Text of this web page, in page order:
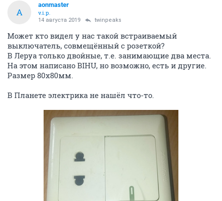
A
aonmaster
v.i.p.
14 августа 2019 twinpeaks
Может кто видел у нас такой встраиваемый
выключатель, совмещённый с розеткой?
В Леруа только двойные, т.е. занимающие два места.
На этом написано BIHU, но возможно, есть и другие.
Размер 80х80мм.
В Планете электрика не нашёл что-то.